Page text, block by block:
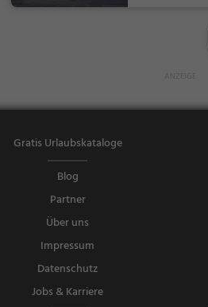
Gratis Urlaubskataloge
Blog
Partner
Über uns
Impressum
Datenschutz
Jobs & Karriere